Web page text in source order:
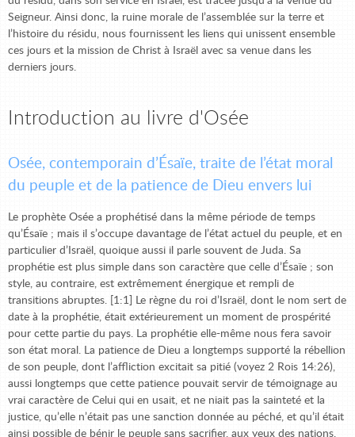
Seigneur. Ainsi donc, la ruine morale de l’assemblée sur la terre et
l’histoire du résidu, nous fournissent les liens qui unissent ensemble
ces jours et la mission de Christ à Israël avec sa venue dans les
derniers jours.
Introduction au livre d'Osée
Osée, contemporain d’Ésaïe, traite de l’état moral
du peuple et de la patience de Dieu envers lui
Le prophète Osée a prophétisé dans la même période de temps
qu’Ésaïe ; mais il s’occupe davantage de l’état actuel du peuple, et en
particulier d’Israël, quoique aussi il parle souvent de Juda. Sa
prophétie est plus simple dans son caractère que celle d’Ésaïe ; son
style, au contraire, est extrêmement énergique et rempli de
transitions abruptes. [1:1] Le règne du roi d’Israël, dont le nom sert de
date à la prophétie, était extérieurement un moment de prospérité
pour cette partie du pays. La prophétie elle-même nous fera savoir
son état moral. La patience de Dieu a longtemps supporté la rébellion
de son peuple, dont l’affliction excitait sa pitié (voyez 2 Rois 14:26),
aussi longtemps que cette patience pouvait servir de témoignage au
vrai caractère de Celui qui en usait, et ne niait pas la sainteté et la
justice, qu’elle n’était pas une sanction donnée au péché, et qu’il était
ainsi possible de bénir le peuple sans sacrifier, aux yeux des nations,